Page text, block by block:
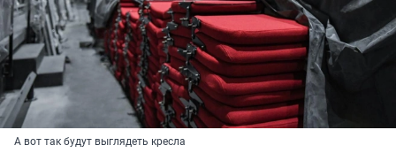
А вот так будут выглядеть кресла